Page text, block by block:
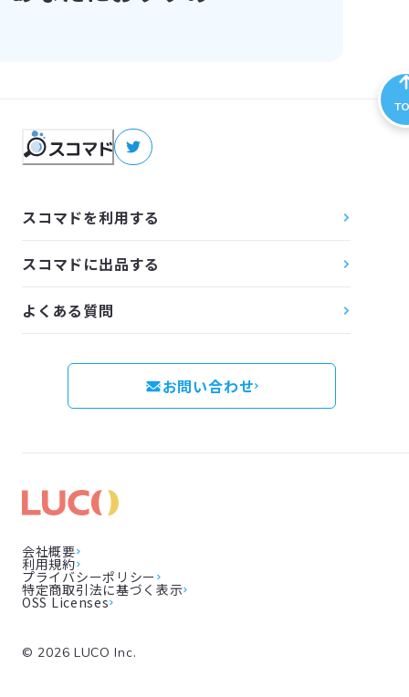
スコマドを利用する
スコマドに出品する
よくある質問
お問い合わせ
会社概要
利用規約
プライバシーポリシー
特定商取引法に基づく表示
OSS Licenses
© 2026 LUCO Inc.